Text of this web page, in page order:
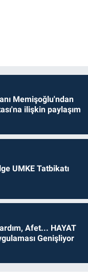
Memişoğlu'ndan
ilişkin paylaşım
UMKE Tatbikatı
Afet... HAYAT
Genişliyor